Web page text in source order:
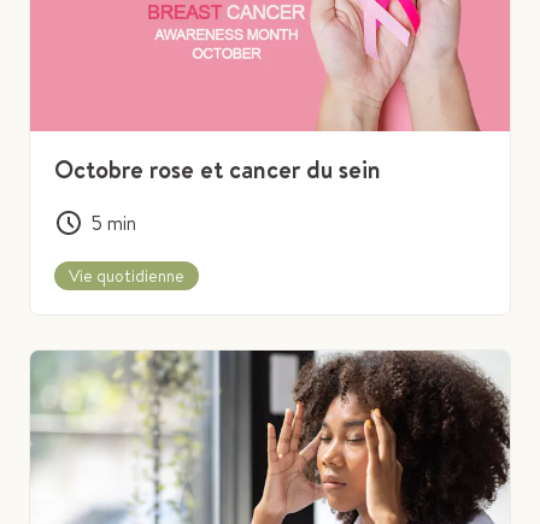
Octobre rose et cancer du sein
5 min
Vie quotidienne